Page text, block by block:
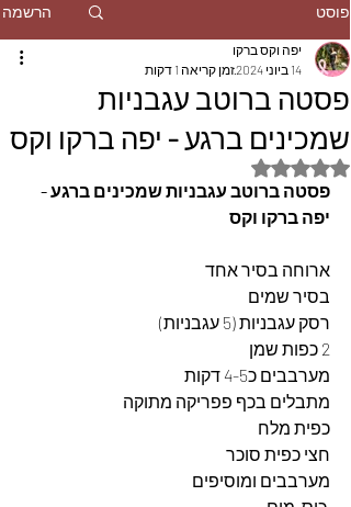
פוסט הרשמה
פסטה ברוטב עגבניות
שמכינים ברגע - יפה ברקו וקס
יפה וקס ברקו
14 ביוני 2024
זמן קריאה 1 דקות
דירוג של NaN מתוך 5 כוכבים
פסטה ברוטב עגבניות שמכינים ברגע -
יפה ברקו וקס
ארוחה בסיר אחד
בסיר שמים
רסק עגבניות (5 עגבניות)
2 כפות שמן
מערבבים כ4-5 דקות
מתבלים בכף פפריקה מתוקה
כפית מלח
חצי כפית סוכר
מערבבים ומוסיפים